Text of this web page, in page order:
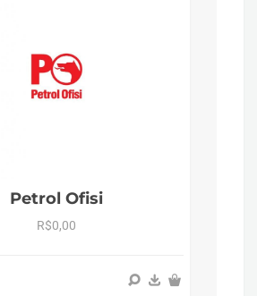
Petrol Ofisi
R$0,00